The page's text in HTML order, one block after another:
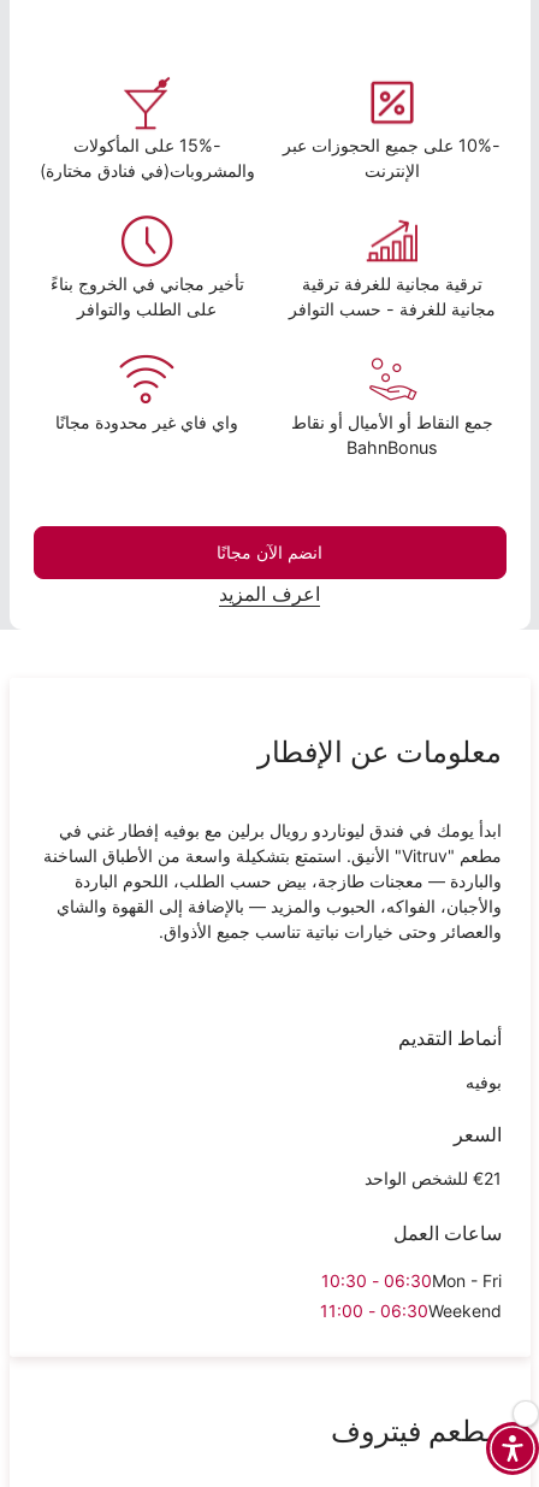
-10% على جميع الحجوزات عبر
الإنترنت
-15% على المأكولات
والمشروبات(في فنادق مختارة)
ترقية مجانية للغرفة ترقية
مجانية للغرفة - حسب التوافر
تأخير مجاني في الخروج بناءً
على الطلب والتوافر
جمع النقاط أو الأميال أو نقاط
BahnBonus
واي فاي غير محدودة مجانًا
انضم الآن مجانًا
اعرف المزيد
معلومات عن الإفطار
ابدأ يومك في فندق ليوناردو رويال برلين مع بوفيه إفطار غني في
مطعم "Vitruv" الأنيق. استمتع بتشكيلة واسعة من الأطباق الساخنة
والباردة — معجنات طازجة، بيض حسب الطلب، اللحوم الباردة
والأجبان، الفواكه، الحبوب والمزيد — بالإضافة إلى القهوة والشاي
والعصائر وحتى خيارات نباتية تناسب جميع الأذواق.
أنماط التقديم
بوفيه
السعر
€21 للشخص الواحد
ساعات العمل
Mon - Fri
06:30 - 10:30
Weekend
06:30 - 11:00
مطعم فيتروف